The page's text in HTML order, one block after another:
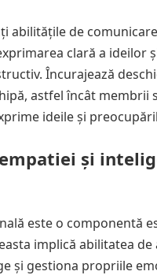
abilitățile de
clară a ideilor
Încurajează
astfel încât membrii
ideile și
și
este o componentă
implică abilitatea de
și gestiona propriile